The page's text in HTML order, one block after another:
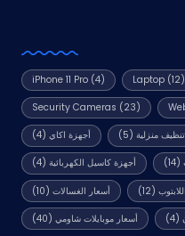
iPhone 11 Pro (4) Laptop(12)
Security Cameras (23)
أجهزة اكاي(4) منزلية (5)
أجهزة كاسيل الكهربائية(4) (14)
أسعار الغسالات(10) (12)
أسعار موبايلات شاومي(40) (4)